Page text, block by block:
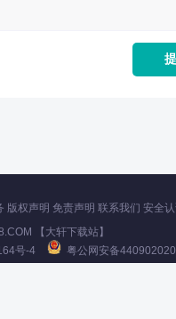
版权声明 免责声明 联系我们 安全
【大轩下载站】
号-4
粤公网安备